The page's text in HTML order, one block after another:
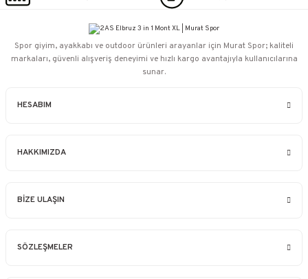
HESABIM
HAKKIMIZDA
BİZE ULAŞIN
SÖZLEŞMELER
Spor giyim, ayakkabı ve outdoor ürünleri arayanlar için Murat Spor; kaliteli
markaları, güvenli alışveriş deneyimi ve hızlı kargo avantajıyla kullanıcılarına
sunar.